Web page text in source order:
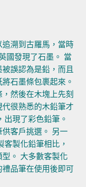
溯到古羅馬，當時
國發現了石墨。 當
誤認為是鉛，而且
石墨條包裹起來。
然後在木塊上先刻
很熟悉的木鉛筆才
現了彩色鉛筆。
客戶挑選。 另一
製化鉛筆相比，
。 大多數客製化
品筆在使用後即可